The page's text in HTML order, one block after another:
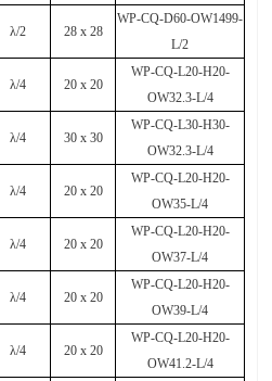
λ/2 28 х28
WP-CQ-D60-OW1499-
L/2
λ/4 20 x 20
WP-CQ-L20-H20-
OW32.3-L/4
λ/4 30 x 30
WP-CQ-L30-H30-
OW32.3-L/4
λ/4 20 x 20
WP-CQ-L20-H20-
OW35-L/4
λ/4 20 x 20
WP-CQ-L20-H20-
OW37-L/4
λ/4 20 x 20
WP-CQ-L20-H20-
OW39-L/4
λ/4 20 x 20
WP-CQ-L20-H20-
OW41.2-L/4